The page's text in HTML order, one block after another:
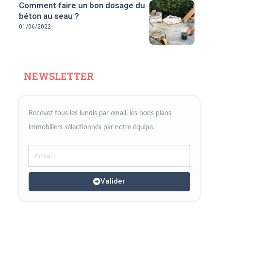
Comment faire un bon dosage du
béton au seau ?
01/06/2022
NEWSLETTER
Recevez tous les lundis par email, les bons plans
immobiliers sélectionnés par notre équipe.
Email
Valider